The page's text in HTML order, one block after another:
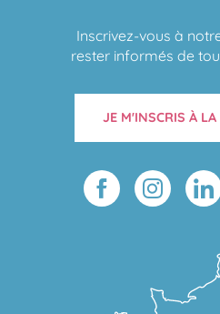
Inscrivez-vous à
rester informés de
JE M'INSCRIS À